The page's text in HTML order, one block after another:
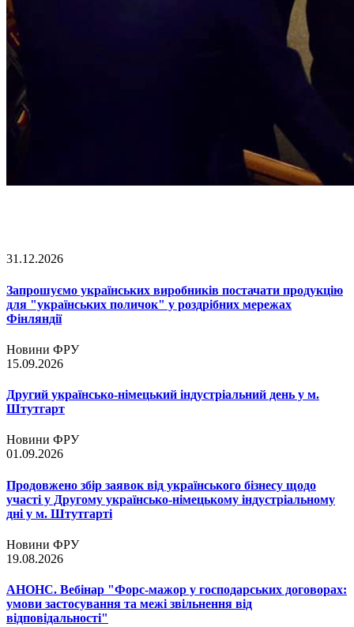
31.12.2026
Запрошуємо українських виробників постачати продукцію
для "українських поличок" у роздрібних мережах
Фінляндії
Новини ФРУ
15.09.2026
Другий українсько-німецький індустріальний день у м.
Штутгарт
Новини ФРУ
01.09.2026
Продовжено збір заявок від українського бізнесу щодо
участі у Другому українсько-німецькому індустріальному
дні у м. Штутгарті
Новини ФРУ
19.08.2026
АНОНС. Вебінар "Форс-мажор у господарських договорах:
умови застосування та межі звільнення від
відповідальності"